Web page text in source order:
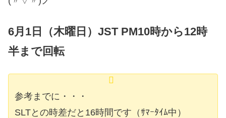
6月1日（木曜日）JST PM10時から12時
半まで回転
参考までに・・・
SLTとの時差だと16時間です（ｻﾏｰﾀｲﾑ中）